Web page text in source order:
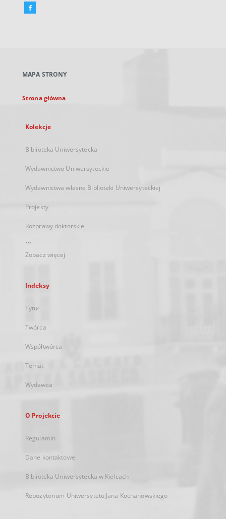
Facebook
karcie
MAPA STRONY
Strona główna
Kolekcje
Biblioteka Uniwersytecka
Wydawnictwo Uniwersyteckie
Wydawnictwa własne Biblioteki Uniwersyteckiej
Projekty
Rozprawy doktorskie
...
Zobacz więcej
Indeksy
Tytuł
Twórca
Współtwórca
Temat
Wydawca
O Projekcie
Regulamin
Dane kontaktowe
Biblioteka Uniwersytecka w Kielcach
Repozytorium Uniwersytetu Jana Kochanowskiego